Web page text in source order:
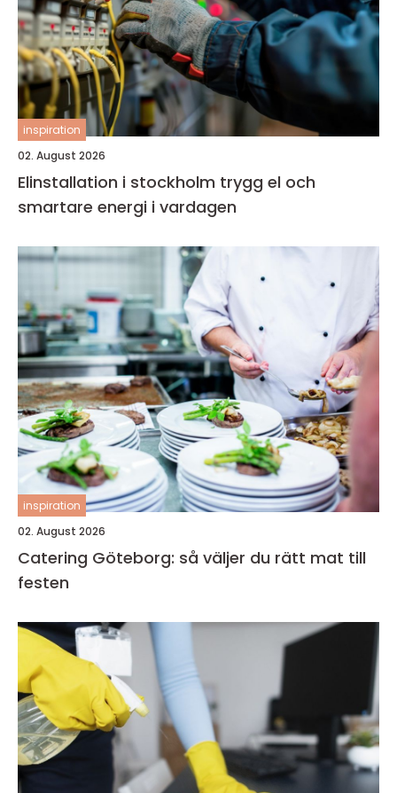
inspiration
02. August 2026
Elinstallation i stockholm trygg el och
smartare energi i vardagen
inspiration
02. August 2026
Catering Göteborg: så väljer du rätt mat till
festen